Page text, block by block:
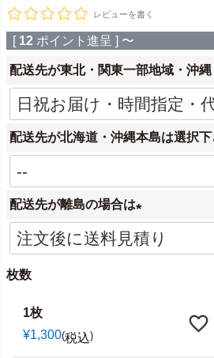
レビューを書く
[ 12 ポイント進呈 ] 〜
配送先が東北・関東一部地域・沖
配送先が北海道・沖縄本島は選択
配送先が離島の場合は
(
必
枚数
1枚
¥1,300 税込